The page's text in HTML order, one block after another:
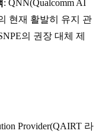
: QNN(Qualcomm AI
현재 활발히 유지 관
의 권장 대체 제
Provider(QAIRT 라